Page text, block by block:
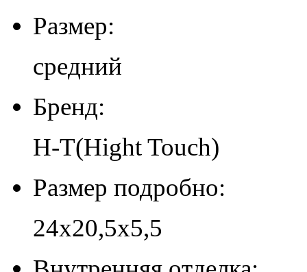
Размер:
средний
Бренд:
H-T(Hight Touch)
Размер подробно:
24х20,5х5,5